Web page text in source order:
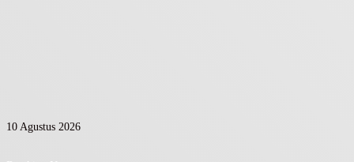
10 Agustus 2026